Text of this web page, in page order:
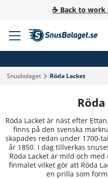
☕ Back to
Snusbolaget‎ Röda Lacket‎
Röda Lacket är näst efter
finns på den svenska
skapades redan under 1700-
år 1850. I dag tillverkas
Röda Lacket är mild och
finmalet vilket gör att Röda
en prilla som